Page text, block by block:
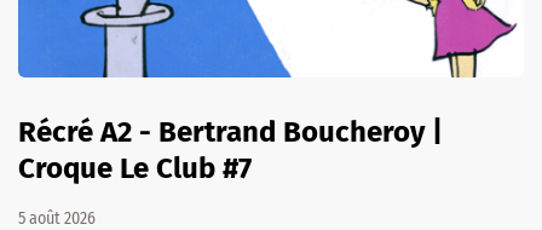
Récré A2 - Bertrand Boucheroy |
Croque Le Club #7
5 août 2026